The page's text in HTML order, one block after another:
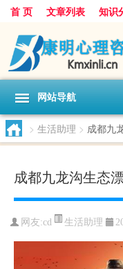
首 页 文章列表 知识
网站导航
> 生活助理 > 成都九
成都九龙沟生态
网友:cd 生活助理